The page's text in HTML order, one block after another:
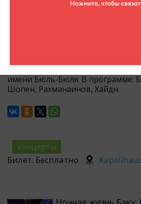
имени Бюль-Бюля. В программе:
Шопен, Рахманаинов, Хайдн.
концерты
Билет: Бесплатно
Ночная жизнь Баку: